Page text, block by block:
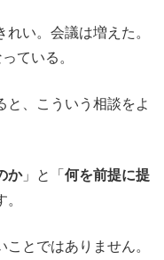
い。会議は増えた。
ている。
、こういう相談をよ
か」と「何を前提に提
とではありません。